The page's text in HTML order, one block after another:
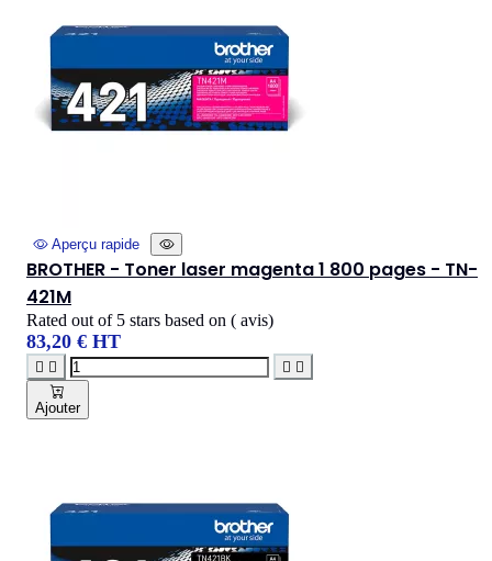
Aperçu rapide
BROTHER - Toner laser magenta 1 800 pages - TN-
421M
Rated out of 5 stars based on ( avis)
83,20 € HT
   
Ajouter